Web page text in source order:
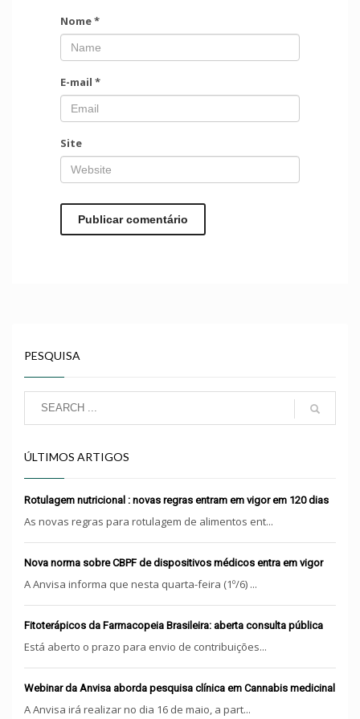
Nome*
E-mail *
Site
PESQUISA
ÚLTIMOS ARTIGOS
Rotulagem nutricional : novas regras entram em vigor em 120 dias
As novas regras para rotulagem de alimentos ent...
Nova norma sobre CBPF de dispositivos médicos entra em vigor
A Anvisa informa que nesta quarta-feira (1º/6) ...
Fitoterápicos da Farmacopeia Brasileira: aberta consulta pública
Está aberto o prazo para envio de contribuições...
Webinar da Anvisa aborda pesquisa clínica em Cannabis medicinal
A Anvisa irá realizar no dia 16 de maio, a part...